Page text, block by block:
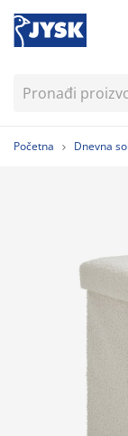
Početna Dnevna